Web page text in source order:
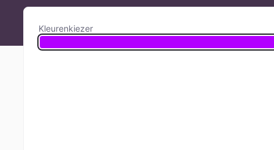
Kleurenkiezer